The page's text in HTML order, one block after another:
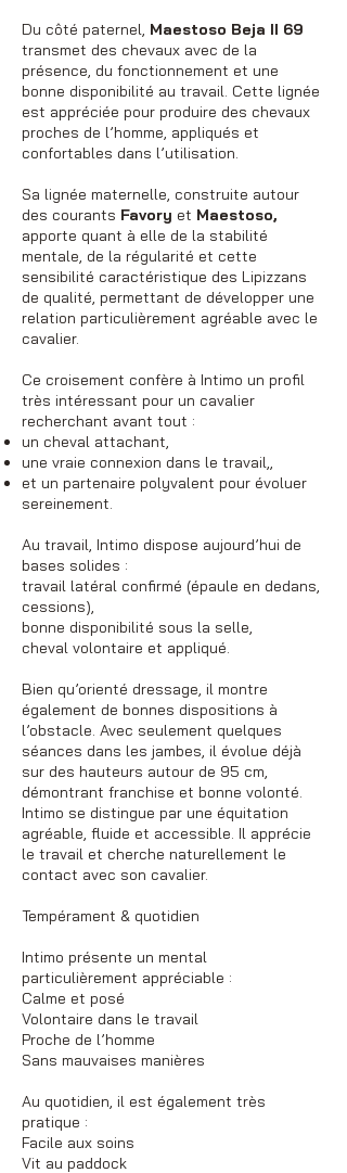
Du côté paternel, Maestoso Beja II 69
transmet des chevaux avec de la
présence, du fonctionnement et une
bonne disponibilité au travail. Cette lignée
est appréciée pour produire des chevaux
proches de l’homme, appliqués et
confortables dans l’utilisation.
Sa lignée maternelle, construite autour
des courants Favory et Maestoso,
apporte quant à elle de la stabilité
mentale, de la régularité et cette
sensibilité caractéristique des Lipizzans
de qualité, permettant de développer une
relation particulièrement agréable avec le
cavalier.
Ce croisement confère à Intimo un profil
très intéressant pour un cavalier
recherchant avant tout :
un cheval attachant,
une vraie connexion dans le travail,,
et un partenaire polyvalent pour évoluer
sereinement.
Au travail, Intimo dispose aujourd’hui de
bases solides :
travail latéral confirmé (épaule en dedans,
cessions),
bonne disponibilité sous la selle,
cheval volontaire et appliqué.
Bien qu’orienté dressage, il montre
également de bonnes dispositions à
l’obstacle. Avec seulement quelques
séances dans les jambes, il évolue déjà
sur des hauteurs autour de 95 cm,
démontrant franchise et bonne volonté.
Intimo se distingue par une équitation
agréable, fluide et accessible. Il apprécie
le travail et cherche naturellement le
contact avec son cavalier.
Tempérament & quotidien
Intimo présente un mental
particulièrement appréciable :
Calme et posé
Volontaire dans le travail
Proche de l’homme
Sans mauvaises manières
Au quotidien, il est également très
pratique :
Facile aux soins
Vit au paddock